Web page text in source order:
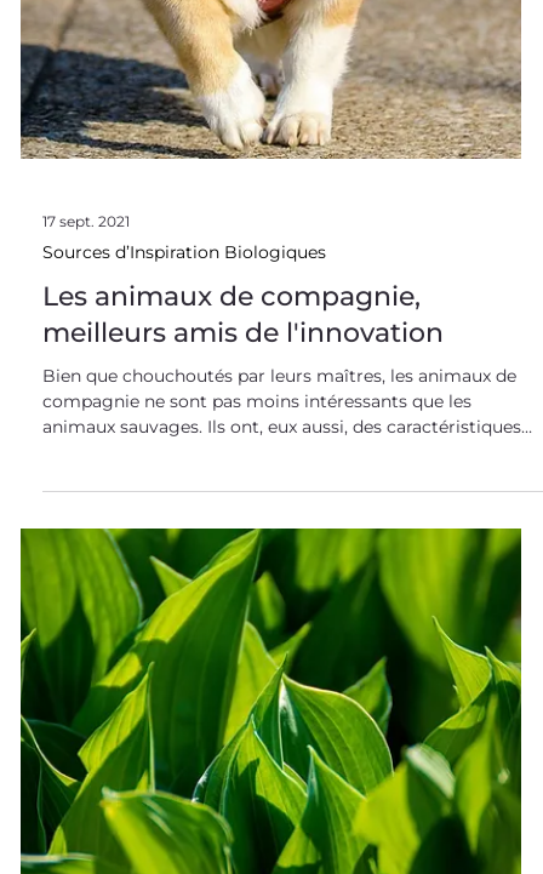
17 sept. 2021
Sources d’Inspiration Biologiques
Les animaux de compagnie,
Bien que chouchoutés par leurs maîtres, les animaux de
animaux sauvages. Ils ont, eux aussi, des caractéristiques
morphologiques ou comportementales qui font d’eux des
animaux bien adaptés à leur environnement ! Nous avons
sélectionné 5 exemples d’ innovations biomimétiques
inspirées de vos animaux de compagnie préférés. Vous
savez voir dans le noir ? Nous on a donné notre langue au
chat Ça, on est sûr que vous connaissez !